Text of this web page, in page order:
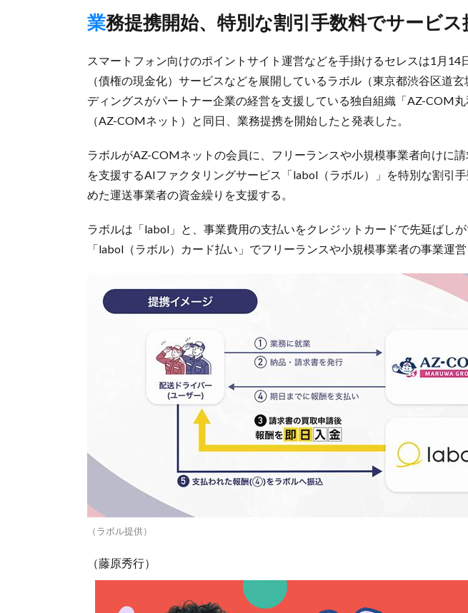
業務提携開始、特別な割引手数料でサービ
スマートフォン向けのポイントサイト運営などを手掛けるセレスは1月14
（債権の現金化）サービスなどを展開しているラボル（東京都渋谷区道
ディングスがパートナー企業の経営を支援している独自組織「AZ-COM丸
（AZ-COMネット）と同日、業務提携を開始したと発表した。
ラボルがAZ-COMネットの会員に、フリーランスや小規模事業者向けに
を支援するAIファクタリングサービス「labol（ラボル）」を特別な割引
めた運送事業者の資金繰りを支援する。
ラボルは「labol」と、事業費用の支払いをクレジットカードで先延ばし
「labol（ラボル）カード払い」でフリーランスや小規模事業者の事業運営
（ラボル提供）
（藤原秀行）